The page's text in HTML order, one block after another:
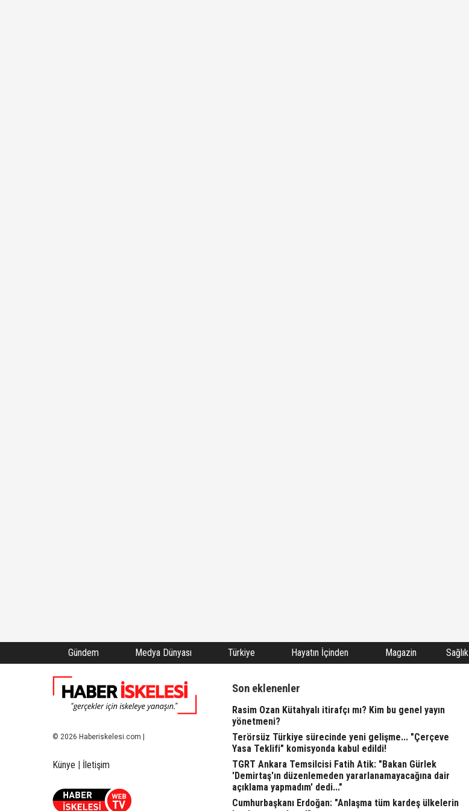
Gündem Medya Dünyası Türkiye Hayatın İçinden Magazin Sağlık
© 2026 Haberiskelesi.com |
Künye | İletişim
Son eklenenler
Rasim Ozan Kütahyalı itirafçı mı? Kim bu genel yayın
yönetmeni?
Terörsüz Türkiye sürecinde yeni gelişme... "Çerçeve
Yasa Teklifi" komisyonda kabul edildi!
TGRT Ankara Temsilcisi Fatih Atik: "Bakan Gürlek
'Demirtaş'ın düzenlemeden yararlanamayacağına dair
açıklama yapmadım' dedi..."
Cumhurbaşkanı Erdoğan: "Anlaşma tüm kardeş ülkelerin